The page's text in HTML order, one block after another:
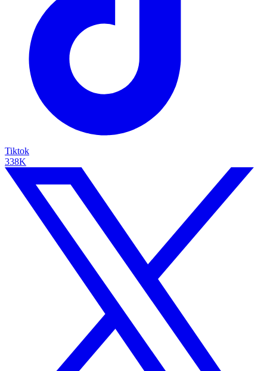
Tiktok
338K